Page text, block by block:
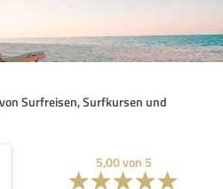
Surfreisen, Surfkursen und
5,00von 5